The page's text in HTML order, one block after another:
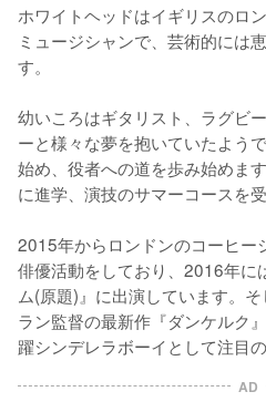
ホワイトヘッドはイギリスのロ
ミュージシャンで、芸術的には
す。
幼いころはギタリスト、ラグビ
ーと様々な夢を抱いていたよう
始め、役者への道を歩み始めま
に進学、演技のサマーコースを受
2015年からロンドンのコーヒー
俳優活動をしており、2016年に
ム(原題)』に出演しています。
ラン監督の最新作『ダンケルク
躍シンデレラボーイとして注目
AD